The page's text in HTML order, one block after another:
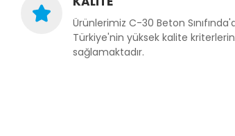
Ürünlerimiz C-30 Beton
Türkiye'nin yüksek kalite
sağlamaktadır.